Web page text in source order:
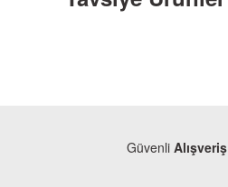
Güvenli Alışveriş